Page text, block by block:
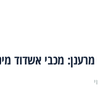
מרענן: מכבי אשדוד